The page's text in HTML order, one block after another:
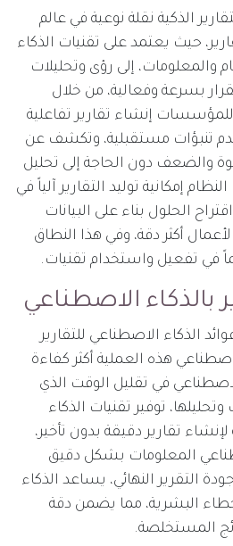
الذكية نقلة نوعية في عالم
حيث يعتمد على تقنيات الذكاء
والمعلومات، إلى رؤى وتحليلات
بسرعة وفعالية، من خلال
إنشاء تقارير تفاعلية
تنبؤات مستقبلية، وتكشف عن
والضعف دون الحاجة إلى تحليل
إمكانية توليد التقارير آلياً في
الحلول بناء على البيانات
أكثر دقة، وفي هذا النطاق
في تفعيل واستخدام تقنيات.
بالذكاء الاصطناعي
الذكاء الاصطناعي للتقارير
هذه العملية أكثر كفاءة
في تقليل الوقت الذي
توفير تقنيات الذكاء
تقارير دقيقة بدون تأخير،
المعلومات بشكل دقيق
التقرير النهائي، يساعد الذكاء
البشرية، مما يضمن دقة
المستخلصة.